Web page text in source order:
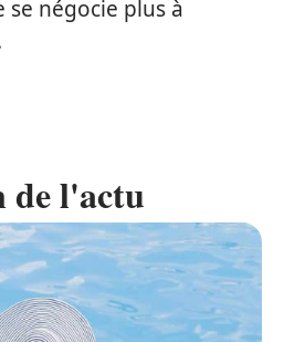
se négocie plus à
de l'actu